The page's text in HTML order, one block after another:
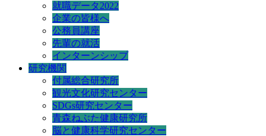
就職データ2022
企業の皆様へ
公務員講座
先輩の就活
インターンシップ
研究機関
付属総合研究所
観光文化研究センター
SDGs研究センター
青森ねぶた健康研究所
脳と健康科学研究センター